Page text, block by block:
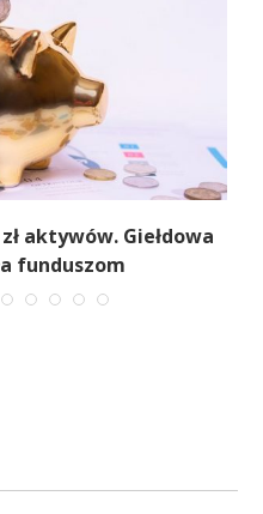
aktywów. Giełdowa
funduszom